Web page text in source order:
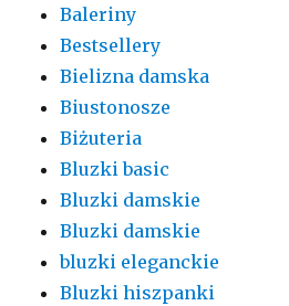
Baleriny
Bestsellery
Bielizna damska
Biustonosze
Biżuteria
Bluzki basic
Bluzki damskie
Bluzki damskie
bluzki eleganckie
Bluzki hiszpanki